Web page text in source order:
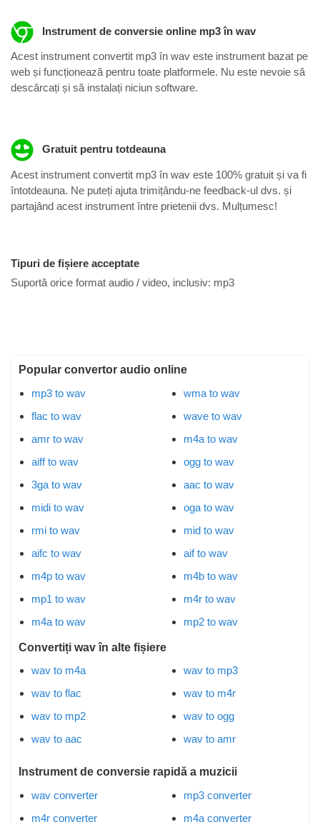
Instrument de conversie online mp3 în wav
Acest instrument convertit mp3 în wav este instrument bazat pe
web și funcționează pentru toate platformele. Nu este nevoie să
descărcați și să instalați niciun software.
Gratuit pentru totdeauna
Acest instrument convertit mp3 în wav este 100% gratuit și va fi
întotdeauna. Ne puteți ajuta trimițându-ne feedback-ul dvs. și
partajând acest instrument între prietenii dvs. Mulțumesc!
Tipuri de fișiere acceptate
Suportă orice format audio / video, inclusiv: mp3
Popular convertor audio online
mp3 to wav
flac to wav
amr to wav
aiff to wav
3ga to wav
midi to wav
rmi to wav
aifc to wav
m4p to wav
mp1 to wav
m4a to wav
wma to wav
wave to wav
m4a to wav
ogg to wav
aac to wav
oga to wav
mid to wav
aif to wav
m4b to wav
m4r to wav
mp2 to wav
Convertiți wav în alte fișiere
wav to m4a
wav to flac
wav to mp2
wav to aac
wav to mp3
wav to m4r
wav to ogg
wav to amr
Instrument de conversie rapidă a muzicii
wav converter
m4r converter
mp3 converter
m4a converter